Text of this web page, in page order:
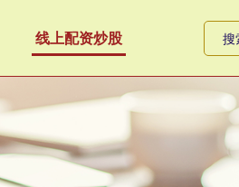
线上配资炒股